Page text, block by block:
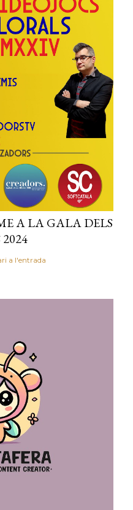
A LA GALA DELS
a l'entrada